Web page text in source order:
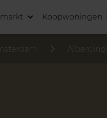
Koopwoningen